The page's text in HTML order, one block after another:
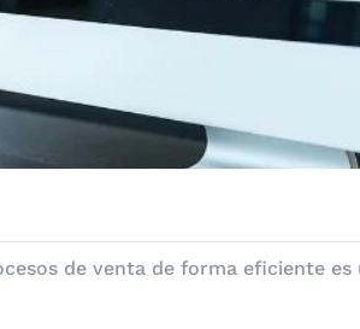
de venta de forma eficiente es